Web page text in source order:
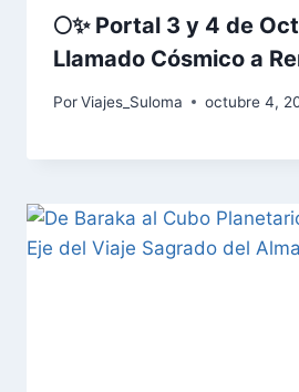
🌕✨ Portal 3 y 4 de
Llamado Cósmico a
PorViajes_Suloma octubre 4,